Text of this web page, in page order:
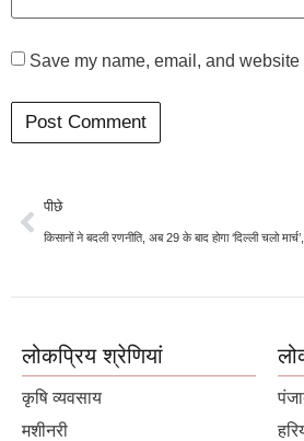
Save my name, email, and
पीछे
लोकप्रिय श्रेणियां
कृषि व्यवसाय
मशीनरी